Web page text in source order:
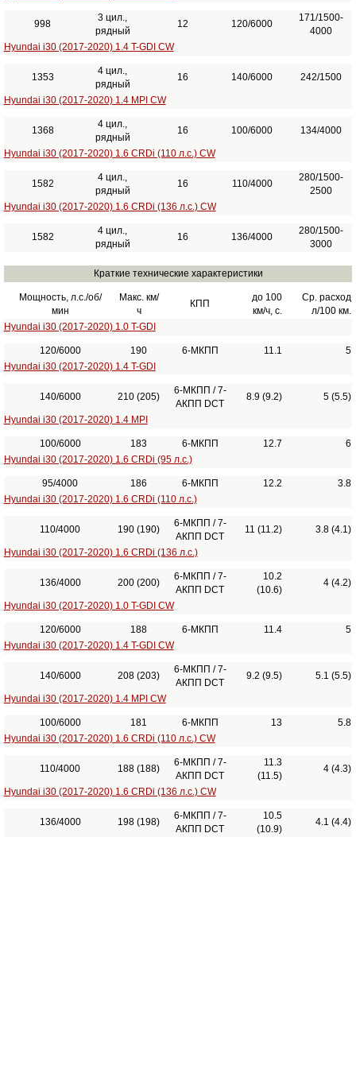
998
3 цил.,
рядный
12 120/6000
171/1500-
4000
Hyundai i30 (2017-2020) 1.4 T-GDI CW
1353
4 цил.,
рядный
16 140/6000 242/1500
Hyundai i30 (2017-2020) 1.4 MPI CW
1368
4 цил.,
рядный
16 100/6000 134/4000
Hyundai i30 (2017-2020) 1.6 CRDi (110 л.с.) CW
1582
4 цил.,
рядный
16 110/4000
280/1500-
2500
Hyundai i30 (2017-2020) 1.6 CRDi (136 л.с.) CW
1582
4 цил.,
рядный
16 136/4000
280/1500-
3000
Краткие технические характеристики
Мощность, л.с./об/
мин
Макс. км/
ч
КПП
до 100
км/ч, с.
Ср. расход
л/100 км.
Hyundai i30 (2017-2020) 1.0 T-GDI
120/6000 190 6-МКПП 11.1
5
Hyundai i30 (2017-2020) 1.4 T-GDI
140/6000 210 (205)
6-МКПП / 7-
АКПП DCT
8.9 (9.2) 5 (5.5)
Hyundai i30 (2017-2020) 1.4 MPI
100/6000 183 6-МКПП 12.7
6
Hyundai i30 (2017-2020) 1.6 CRDi (95 л.с.)
95/4000 186 6-МКПП 12.2
3.8
Hyundai i30 (2017-2020) 1.6 CRDi (110 л.с.)
110/4000 190 (190)
6-МКПП / 7-
АКПП DCT
11 (11.2) 3.8 (4.1)
Hyundai i30 (2017-2020) 1.6 CRDi (136 л.с.)
136/4000 200 (200)
6-МКПП / 7-
АКПП DCT
10.2
(10.6)
4 (4.2)
Hyundai i30 (2017-2020) 1.0 T-GDI CW
120/6000 188 6-МКПП 11.4
5
Hyundai i30 (2017-2020) 1.4 T-GDI CW
140/6000 208 (203)
6-МКПП / 7-
АКПП DCT
9.2 (9.5) 5.1 (5.5)
Hyundai i30 (2017-2020) 1.4 MPI CW
100/6000 181 6-МКПП 13
5.8
Hyundai i30 (2017-2020) 1.6 CRDi (110 л.с.) CW
110/4000 188 (188)
6-МКПП / 7-
АКПП DCT
11.3
(11.5)
4 (4.3)
Hyundai i30 (2017-2020) 1.6 CRDi (136 л.с.) CW
136/4000 198 (198)
6-МКПП / 7-
АКПП DCT
10.5
(10.9)
4.1 (4.4)